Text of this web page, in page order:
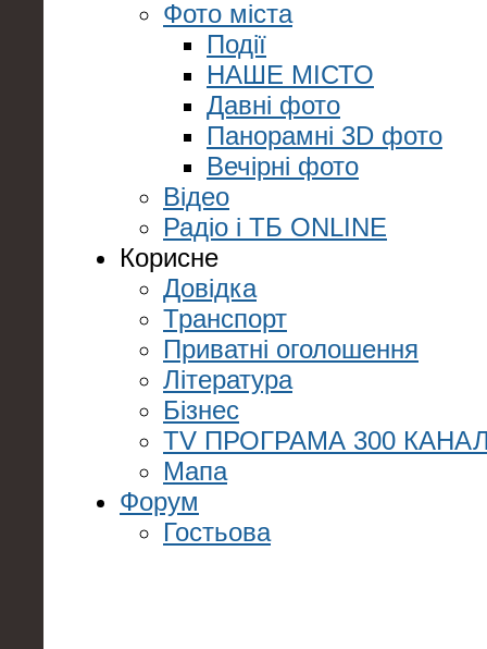
Фото міста
Події
НАШЕ МІСТО
Давні фото
Панорамні 3D фото
Вечірні фото
Відео
Радіо і ТБ ONLINE
Корисне
Довідка
Транспорт
Приватні оголошення
Література
Бізнес
TV ПРОГРАМА 300
Мапа
Форум
Гостьова